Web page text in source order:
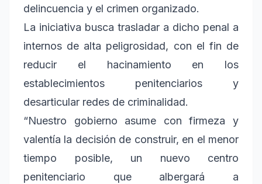
delincuencia y el crimen organizado.
La iniciativa busca trasladar a dicho penal a
internos de alta peligrosidad, con el fin de
reducir el hacinamiento en los
establecimientos penitenciarios y
desarticular redes de criminalidad.
“Nuestro gobierno asume con firmeza y
valentía la decisión de construir, en el menor
tiempo posible, un nuevo centro
penitenciario que albergará a